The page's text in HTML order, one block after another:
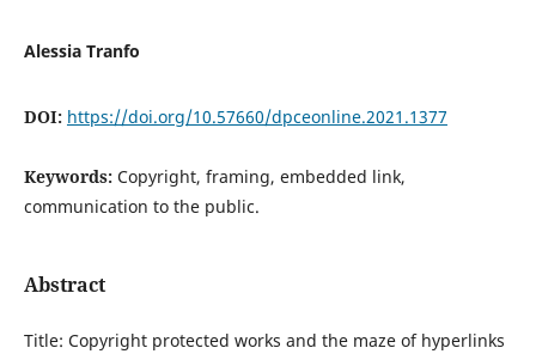
Alessia Tranfo
DOI: https://doi.org/10.57660/dpceonline.2021.1377
Keywords: Copyright, framing, embedded link,
communication to the public.
Abstract
Title: Copyright protected works and the maze of hyperlinks